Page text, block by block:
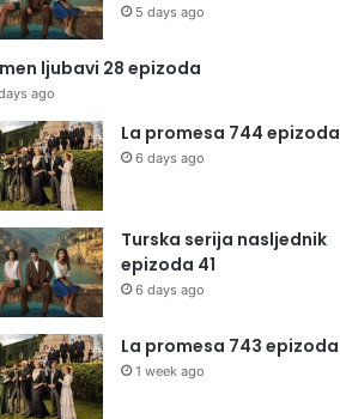
5 days ago
ljubavi 28 epizoda
ago
La promesa 744 epizoda
6 days ago
Turska serija nasljednik
epizoda 41
6 days ago
La promesa 743 epizoda
1 week ago